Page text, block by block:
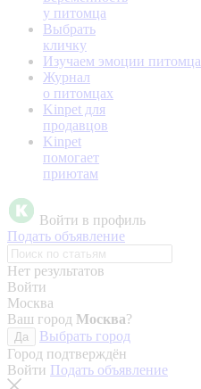
у питомца
Выбрать
кличку
Изучаем эмоции питомца
Журнал
о питомцах
Kinpet для
продавцов
Kinpet
помогает
приютам
Войти в профиль
Подать объявление
Нет результатов
Войти
Москва
Ваш город Москва?
Да
Выбрать город
Город подтверждён
Войти Подать объявление